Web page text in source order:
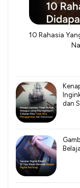
10 Rahasia
dan